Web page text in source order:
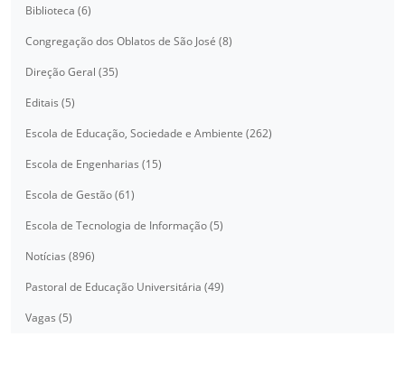
Biblioteca (6)
Congregação dos Oblatos de São José (8)
Direção Geral (35)
Editais (5)
Escola de Educação, Sociedade e Ambiente (262)
Escola de Engenharias (15)
Escola de Gestão (61)
Escola de Tecnologia de Informação (5)
Notícias (896)
Pastoral de Educação Universitária (49)
Vagas (5)